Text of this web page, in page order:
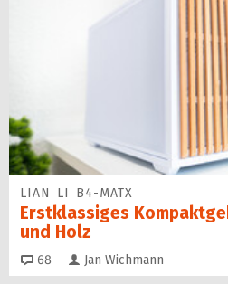
LIAN LI B4-MATX
Erstklassiges
und Holz
68 Kommentare
Jan Wichmann